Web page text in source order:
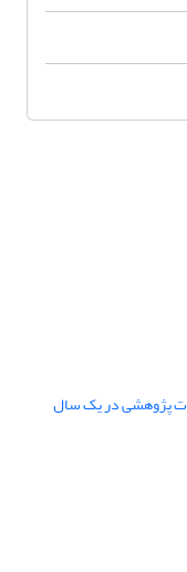
پژوهشی در یک سال